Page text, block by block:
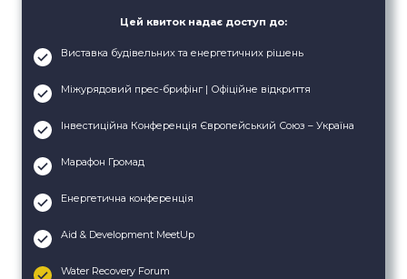
Цей квиток надає доступ до:
Виставка будівельних та енергетичних рішень
Міжурядовий прес-брифінг | Офіційне відкриття
Інвестиційна Конференція Європейський Союз – Україна
Марафон Громад
Енергетична конференція
Aid & Development MeetUp
Water Recovery Forum